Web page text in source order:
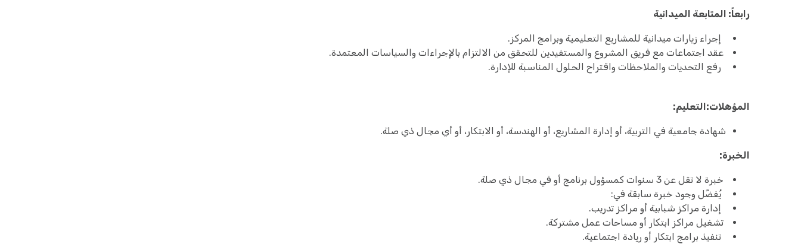
رابعاً: المتابعة الميدانية
إجراء زيارات ميدانية للمشاريع التعليمية وبرامج المركز.
عقد اجتماعات مع فريق المشروع والمستفيدين للتحقق من الالتزام بالإجراءات والسياسات المعتمدة.
رفع التحديات والملاحظات واقتراح الحلول المناسبة للإدارة.
المؤهلات:التعليم:
شهادة جامعية في التربية، أو إدارة المشاريع، أو الهندسة، أو الابتكار، أو أي مجال ذي صلة.
الخبرة:
خبرة لا تقل عن 3 سنوات كمسؤول برنامج أو في مجال ذي صلة.
يُفضَّل وجود خبرة سابقة في:
إدارة مراكز شبابية أو مراكز تدريب.
تشغيل مراكز ابتكار أو مساحات عمل مشتركة.
تنفيذ برامج ابتكار أو ريادة اجتماعية.